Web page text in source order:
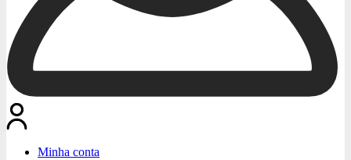
Minha conta